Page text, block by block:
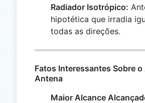
Radiador Isotrópico:
hipotética que irradia
todas as direções.
Fatos Interessantes Sobre
Antena
Maior Alcance